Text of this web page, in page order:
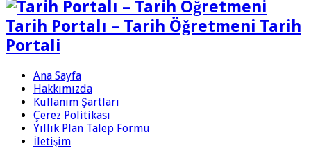
Tarih Portalı – Tarih Öğretmeni Tarih
Portali
Ana Sayfa
Hakkımızda
Kullanım Şartları
Çerez Politikası
Yıllık Plan Talep Formu
İletişim